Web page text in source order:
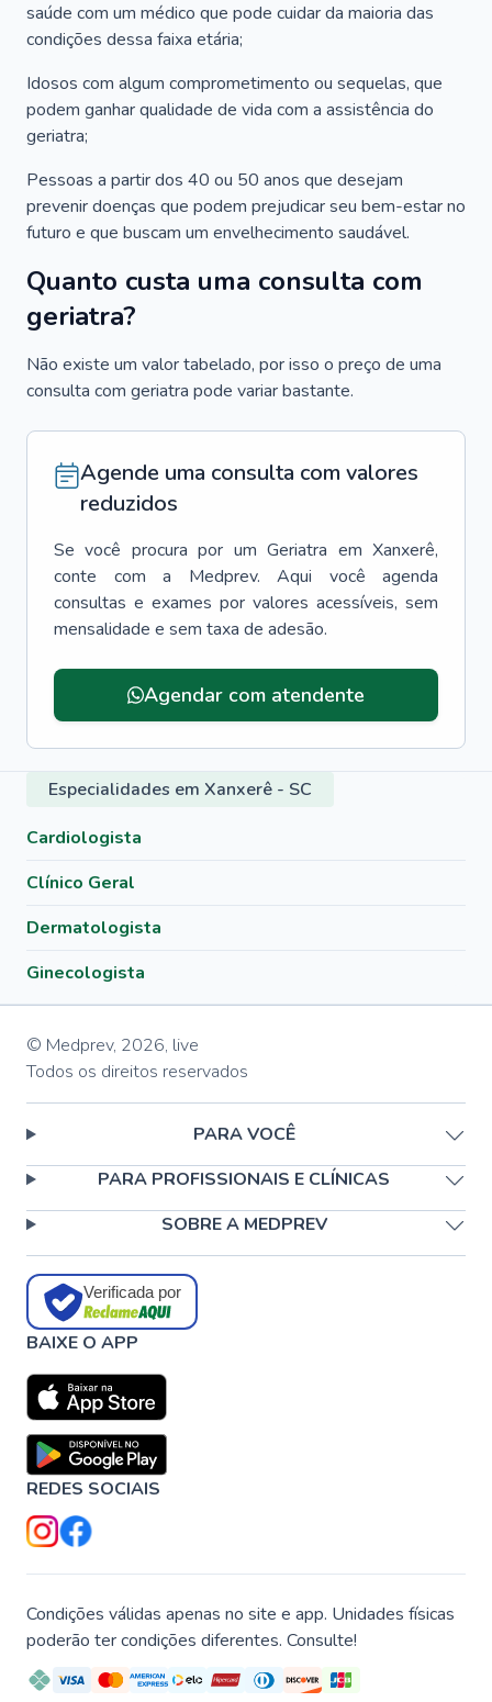
saúde com um médico que pode cuidar da maioria das
condições dessa faixa etária;
Idosos com algum comprometimento ou sequelas, que
podem ganhar qualidade de vida com a assistência do
geriatra;
Pessoas a partir dos 40 ou 50 anos que desejam
prevenir doenças que podem prejudicar seu bem-estar no
futuro e que buscam um envelhecimento saudável.
Quanto custa uma consulta com
geriatra?
Não existe um valor tabelado, por isso o preço de uma
consulta com geriatra pode variar bastante.
Agende uma consulta com valores
reduzidos
Se você procura por um Geriatra em Xanxerê,
conte com a Medprev. Aqui você agenda
consultas e exames por valores acessíveis, sem
mensalidade e sem taxa de adesão.
Agendar com atendente
Especialidades em Xanxerê - SC
Cardiologista
Clínico Geral
Dermatologista
Ginecologista
© Medprev, 2026, live
Todos os direitos reservados
PARA VOCÊ
PARA PROFISSIONAIS E CLÍNICAS
SOBRE A MEDPREV
Verificada por
BAIXE O APP
REDES SOCIAIS
Condições válidas apenas no site e app. Unidades físicas
poderão ter condições diferentes. Consulte!